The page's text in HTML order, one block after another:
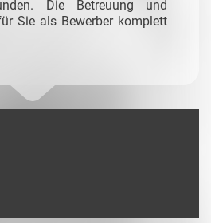
Die Betreuung und
Sie als Bewerber komplett